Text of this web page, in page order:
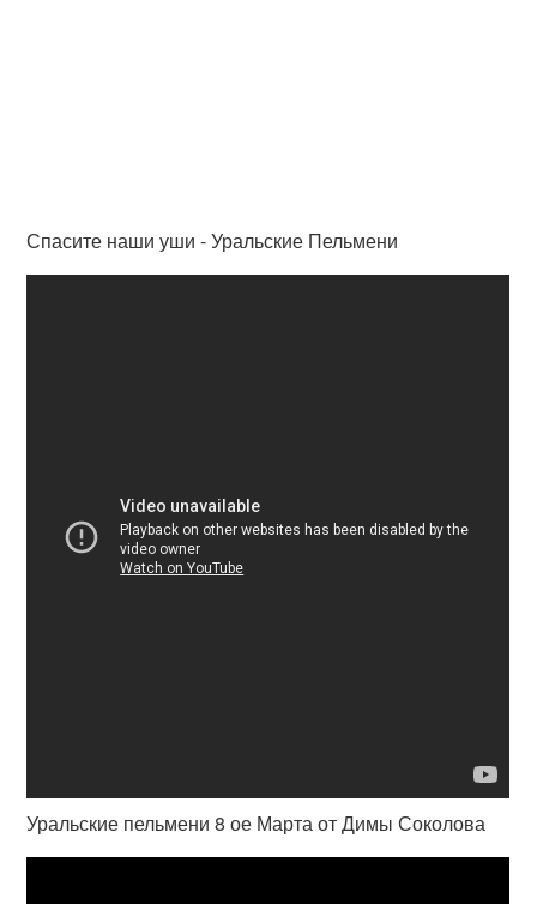
Спасите наши уши - Уральские Пельмени
Уральские пельмени 8 ое Марта от Димы Соколова